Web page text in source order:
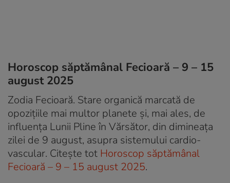
Horoscop săptămânal Fecioară – 9 – 15
august 2025
Zodia Fecioară. Stare organică marcată de
opozițiile mai multor planete și, mai ales, de
influența Lunii Pline în Vărsător, din dimineața
zilei de 9 august, asupra sistemului cardio-
vascular. Citește tot Horoscop săptămânal
Fecioară – 9 – 15 august 2025.